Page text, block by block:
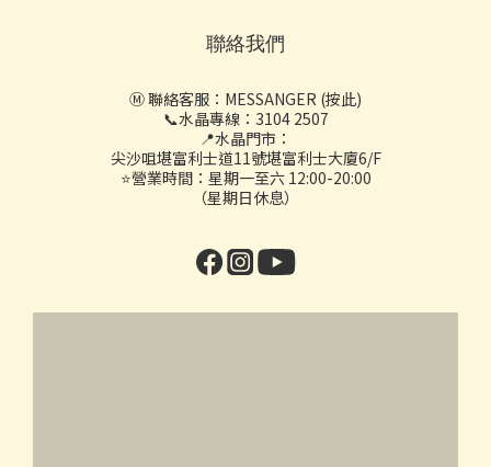
聯絡我們
Ⓜ️ 聯絡客服： MESSANGER (按此)
📞水晶專線：3104 2507
📍水晶門市：
尖沙咀堪富利士道11號堪富利士大廈6/F
⭐營業時間：星期一至六 12:00-20:00
（星期日休息）